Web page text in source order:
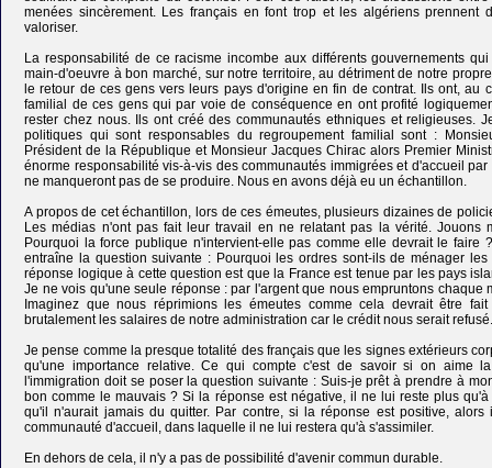
menées sincèrement. Les français en font trop et les algériens prennent
valoriser.
La responsabilité de ce racisme incombe aux différents gouvernements
main-d'oeuvre à bon marché, sur notre territoire, au détriment de notre
le retour de ces gens vers leurs pays d'origine en fin de contrat. Ils ont, au
familial de ces gens qui par voie de conséquence en ont profité
rester chez nous. Ils ont créé des communautés ethniques et religieuses.
politiques qui sont responsables du regroupement familial sont :
Président de la République et Monsieur Jacques Chirac alors Premier
énorme responsabilité vis-à-vis des communautés immigrées et d'accueil
ne manqueront pas de se produire. Nous en avons déjà eu un échantillon.
A propos de cet échantillon, lors de ces émeutes, plusieurs dizaines de
Les médias n'ont pas fait leur travail en ne relatant pas la vérité. Jouons
Pourquoi la force publique n'intervient-elle pas comme elle devrait le faire
entraîne la question suivante : Pourquoi les ordres sont-ils de ménager
réponse logique à cette question est que la France est tenue par les pays
Je ne vois qu'une seule réponse : par l'argent que nous empruntons chaque
Imaginez que nous réprimions les émeutes comme cela devrait être
brutalement les salaires de notre administration car le crédit nous serait
Je pense comme la presque totalité des français que les signes extérieurs
qu'une importance relative. Ce qui compte c'est de savoir si on aime
l'immigration doit se poser la question suivante : Suis-je prêt à prendre à
bon comme le mauvais ? Si la réponse est négative, il ne lui reste plus
qu'il n'aurait jamais du quitter. Par contre, si la réponse est positive,
communauté d'accueil, dans laquelle il ne lui restera qu'à s'assimiler.
En dehors de cela, il n'y a pas de possibilité d'avenir commun durable.